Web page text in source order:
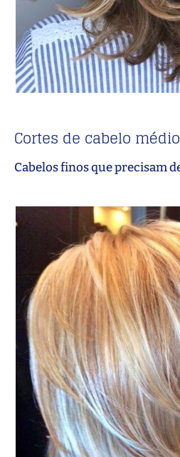
Cortes de cabelo
Cabelos finos que precisam